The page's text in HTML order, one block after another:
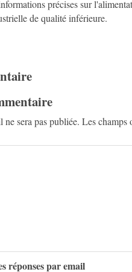
précises sur
de qualité inférieure.
ne sera pas publiée. Les champs
réponses par email